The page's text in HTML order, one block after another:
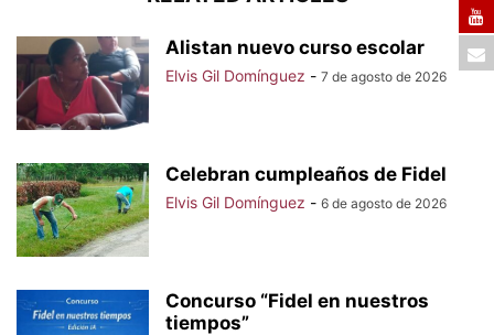
Alistan nuevo curso escolar
Elvis Gil Domínguez - 7 de agosto de 2026
Celebran cumpleaños de Fidel
Elvis Gil Domínguez - 6 de agosto de 2026
Concurso “Fidel en nuestros
tiempos”